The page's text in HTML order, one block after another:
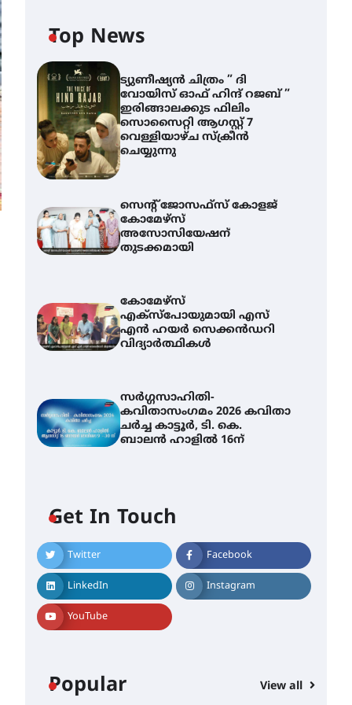
Top News
ട്യുണീഷ്യൻ ചിത്രം ” ദി
വോയിസ് ഓഫ് ഹിന്ദ് റജബ് ”
ഇരിങ്ങാലക്കുട ഫിലിം
സൊസൈറ്റി ആഗസ്റ്റ് 7
വെള്ളിയാഴ്ച സ്‌ക്രീൻ
ചെയ്യുന്നു
സെന്റ് ജോസഫ്സ് കോളജ്
കോമേഴ്‌സ്
അസോസിയേഷന്
തുടക്കമായി
കോമേഴ്സ്
എക്സ്പോയുമായി എസ്
എൻ ഹയർ സെക്കൻഡറി
വിദ്യാർത്ഥികൾ
സർഗ്ഗസാഹിതി-
കവിതാസംഗമം 2026 കവിതാ
ചർച്ച കാട്ടൂർ, ടി. കെ.
ബാലൻ ഹാളിൽ 16ന്
Get In Touch
Twitter Facebook
LinkedIn Instagram
YouTube
Popular View all